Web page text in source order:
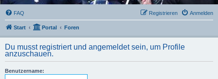
FAQ Anmelden
Registrieren
Start Portal Foren
Du musst registriert und angemeldet sein, um Profile
anzuschauen.
Benutzername: